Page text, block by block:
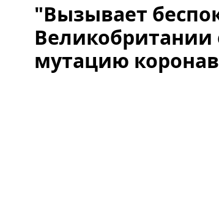
"Вызывает
мутацию